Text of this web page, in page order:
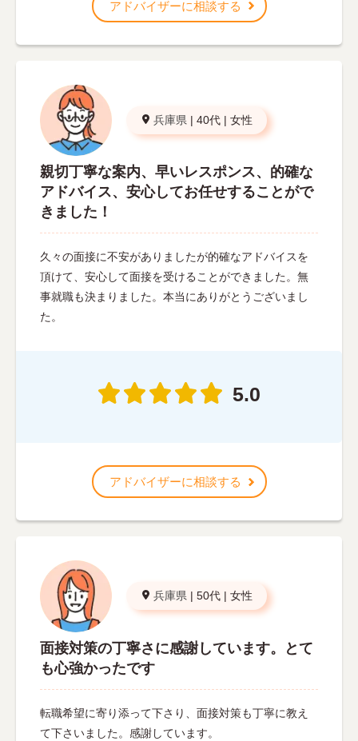
アドバイザーに相談する
兵庫県 | 40代 | 女性
親切丁寧な案内、早いレスポンス、的確な
アドバイス、安心してお任せすることがで
きました！
久々の面接に不安がありましたが的確なアドバイスを
頂けて、安心して面接を受けることができました。無
事就職も決まりました。本当にありがとうございまし
た。
5.0
アドバイザーに相談する
兵庫県 | 50代 | 女性
面接対策の丁寧さに感謝しています。とて
も心強かったです
転職希望に寄り添って下さり、面接対策も丁寧に教え
て下さいました。感謝しています。